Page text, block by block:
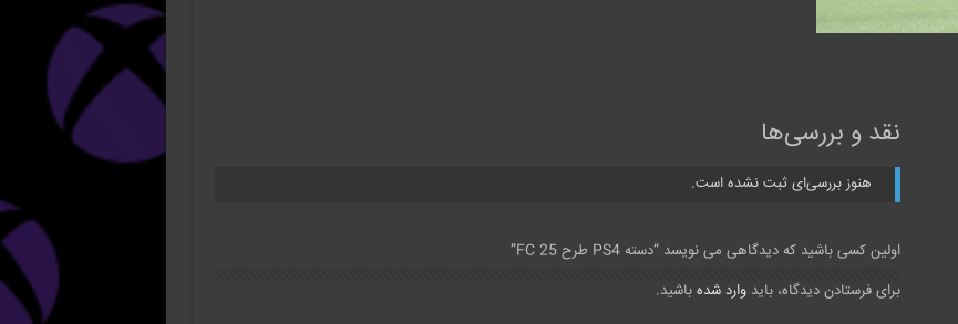
نقد و بررسی‌ها
هنوز بررسی‌ای ثبت نشده است.
اولین کسی باشید که دیدگاهی می نویسد “دسته PS4 طرح FC 25”
برای فرستادن دیدگاه، بایدوارد شده باشید.